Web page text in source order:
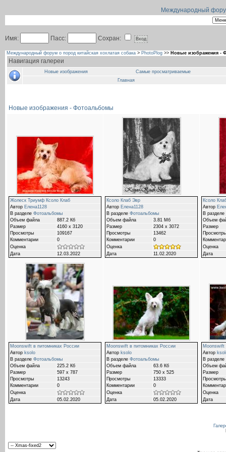
Международный
Имя: Пасс: Сохран:
Международный форум о пород китайская хохлатая собака > PhotoPlog >> Новые изображения -
Навигация галереи
Новые изображения
Самые просматриваемые
Главная
Новые изображения - Фотоальбомы
Жолеск Триумф Ксоло Клаб
Автор Елена1128
В разделе Фотоальбомы
Объем файла
887.2 Кб
Размер
4160 x 3120
Просмотры
109167
Комментарии
0
Оценка
Дата
12.03.2022
Ксоло Клаб Эвр
Автор Елена1128
В разделе Фотоальбомы
Объем файла
3.81 Мб
Размер
2304 x 3072
Просмотры
13462
Комментарии
0
Оценка
Дата
11.02.2020
Ксоло
Автор
В разделе
Объем
Размер
Просмотры
Оценка
Дата
Moonswift в питомниках России
Автор ksolo
В разделе Фотоальбомы
Объем файла
225.2 Кб
Размер
597 x 787
Просмотры
13243
Комментарии
0
Оценка
Дата
05.02.2020
Moonswift в питомниках России
Автор ksolo
В разделе Фотоальбомы
Объем файла
63.6 Кб
Размер
750 x 525
Просмотры
13333
Комментарии
0
Оценка
Дата
05.02.2020
Moonswift
Автор
В разделе
Объем
Размер
Просмотры
Оценка
Дата